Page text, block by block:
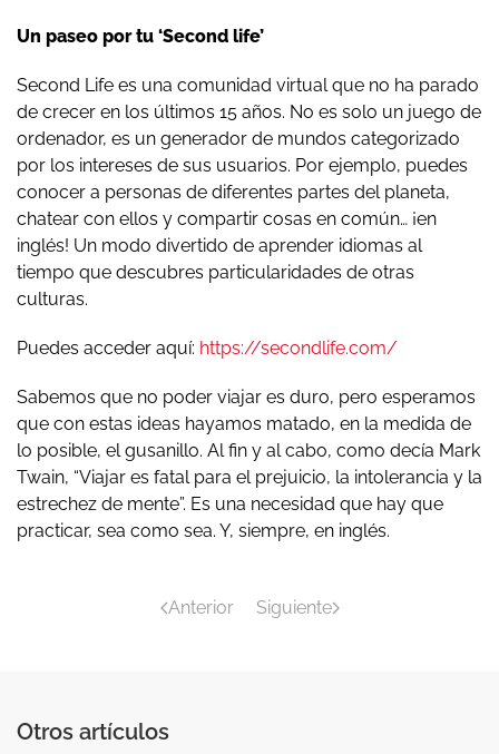
Un paseo por tu ‘Second life’
Second Life es una comunidad virtual que no ha parado
de crecer en los últimos 15 años. No es solo un juego de
ordenador, es un generador de mundos categorizado
por los intereses de sus usuarios. Por ejemplo, puedes
conocer a personas de diferentes partes del planeta,
chatear con ellos y compartir cosas en común… ¡en
inglés! Un modo divertido de aprender idiomas al
tiempo que descubres particularidades de otras
culturas.
Puedes acceder aquí: https://secondlife.com/
Sabemos que no poder viajar es duro, pero esperamos
que con estas ideas hayamos matado, en la medida de
lo posible, el gusanillo. Al fin y al cabo, como decía Mark
Twain, “Viajar es fatal para el prejuicio, la intolerancia y la
estrechez de mente”. Es una necesidad que hay que
practicar, sea como sea. Y, siempre, en inglés.
Anterior Siguiente
Otros artículos